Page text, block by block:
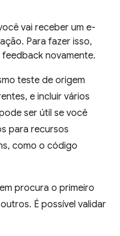
vai receber um e-
Para fazer isso,
novamente.
teste de origem
e incluir vários
ser útil se você
para recursos
como o código
procura o primeiro
É possível validar